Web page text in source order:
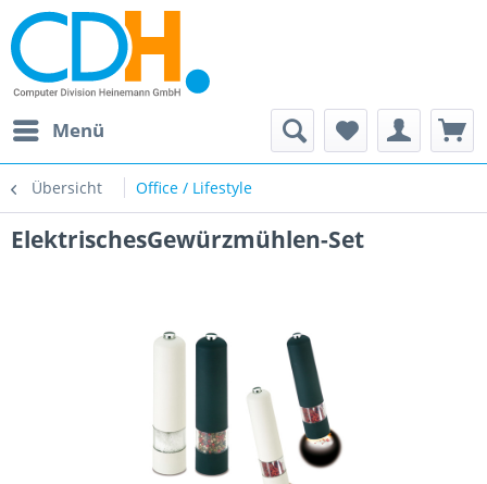
Menü
Übersicht Office / Lifestyle
ElektrischesGewürzmühlen-Set